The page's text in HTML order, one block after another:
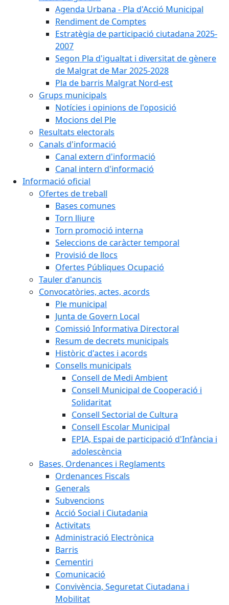
Agenda Urbana - Pla d'Acció Municipal
Rendiment de Comptes
Estratègia de participació ciutadana 2025-
2007
Segon Pla d'igualtat i diversitat de gènere
de Malgrat de Mar 2025-2028
Pla de barris Malgrat Nord-est
Grups municipals
Notícies i opinions de l'oposició
Mocions del Ple
Resultats electorals
Canals d'informació
Canal extern d'informació
Canal intern d'informació
Informació oficial
Ofertes de treball
Bases comunes
Torn lliure
Torn promoció interna
Seleccions de caràcter temporal
Provisió de llocs
Ofertes Públiques Ocupació
Tauler d'anuncis
Convocatòries, actes, acords
Ple municipal
Junta de Govern Local
Comissió Informativa Directoral
Resum de decrets municipals
Històric d'actes i acords
Consells municipals
Consell de Medi Ambient
Consell Municipal de Cooperació i
Solidaritat
Consell Sectorial de Cultura
Consell Escolar Municipal
EPIA, Espai de participació d'Infància i
adolescència
Bases, Ordenances i Reglaments
Ordenances Fiscals
Generals
Subvencions
Acció Social i Ciutadania
Activitats
Administració Electrònica
Barris
Cementiri
Comunicació
Convivència, Seguretat Ciutadana i
Mobilitat